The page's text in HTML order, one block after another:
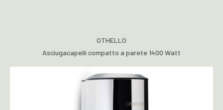
OTHELLO
Asciugacapelli compatto a parete 1400 Watt